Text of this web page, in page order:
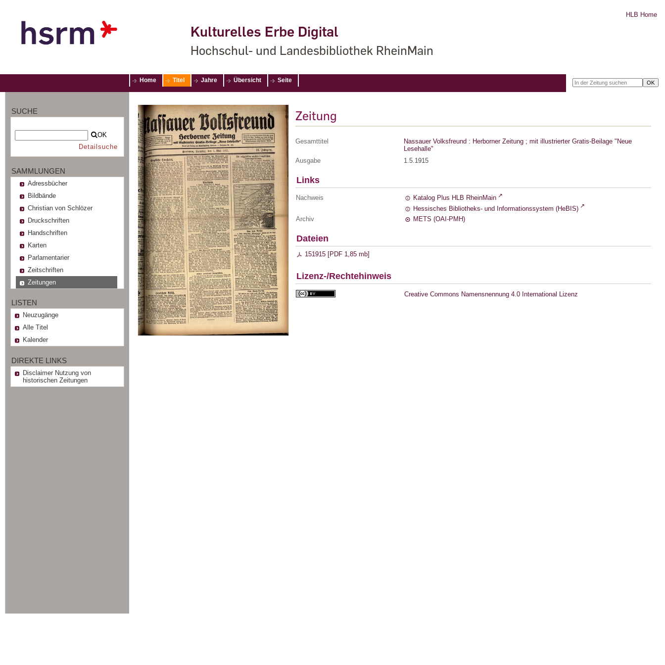
Kulturelles Erbe Digital
Hochschul- und Landesbibliothek RheinMain
HLB Home
Home Titel Jahre Übersicht Seite
SUCHE
OK
Detailsuche
SAMMLUNGEN
Adressbücher
Bildbände
Christian von Schlözer
Druckschriften
Handschriften
Karten
Parlamentarier
Zeitschriften
Zeitungen
LISTEN
Neuzugänge
Alle Titel
Kalender
DIREKTE LINKS
Disclaimer Nutzung von
historischen Zeitungen
Zeitung
Gesamttitel
Nassauer Volksfreund : Herborner Zeitung ; mit illustrierter Gratis-Beilage "Neue
Lesehalle"
Ausgabe
1.5.1915
Links
Nachweis
Katalog Plus HLB RheinMain
Hessisches Bibliotheks- und Informationssystem (HeBIS)
Archiv
METS (OAI-PMH)
Dateien
151915 [PDF 1,85 mb]
Lizenz-/Rechtehinweis
Creative Commons Namensnennung 4.0 International Lizenz